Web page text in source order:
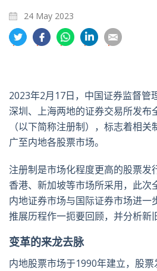
24 May 2023
分
享
特
分
享
书
分
享
享
英
享
郵
2023年2月17日，中国证券监督管
深圳、上海两地的证券交易所发布
（以下简称注册制），标志着相关
广至内地各股票市场。
注册制是市场化程度更高的股票发
香港、新加坡等市场所采用，此次
内地证券市场与国际证券市场进一
推展历程作一扼要回顾，并分析新
变革的来龙去脉
内地股票市场于1990年建立，股